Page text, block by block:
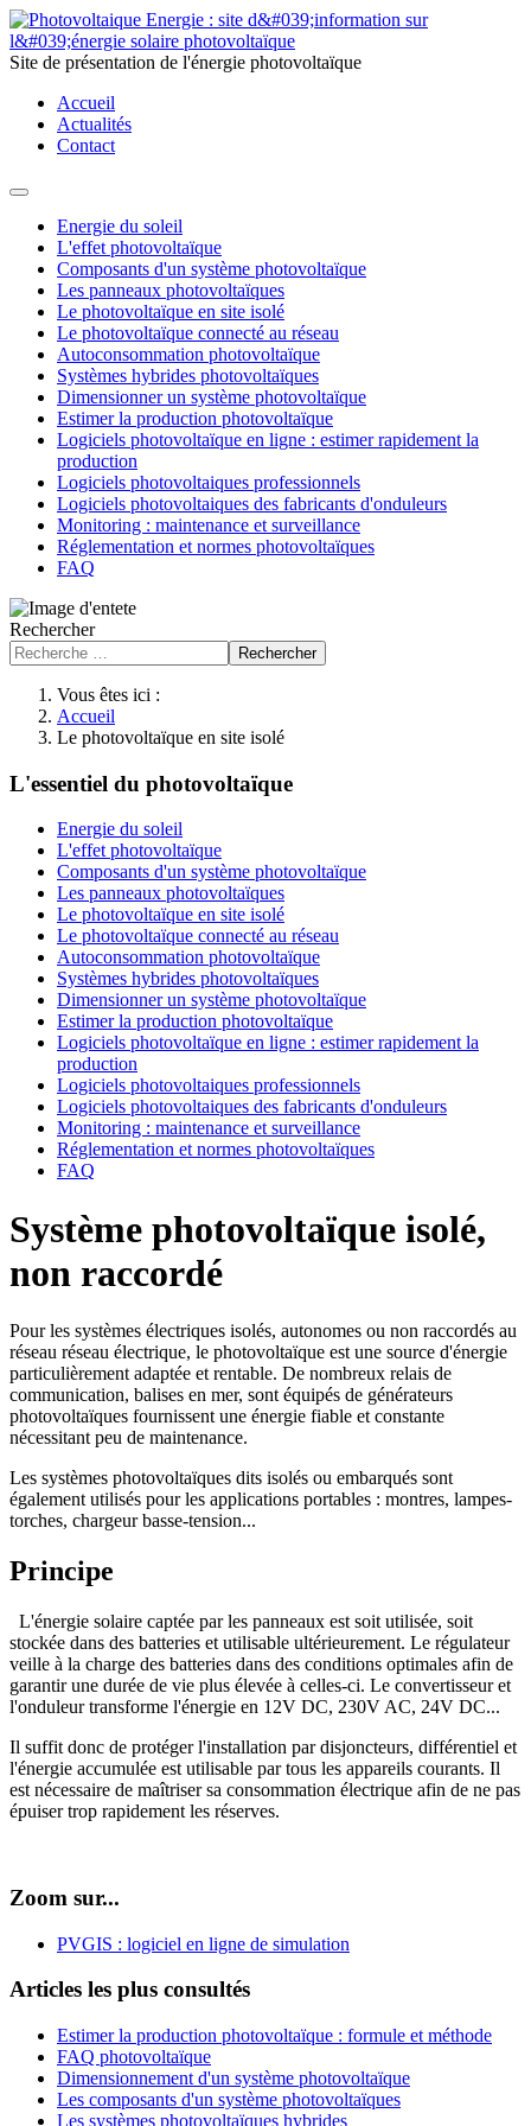
Site de présentation de l'énergie photovoltaïque
Accueil
Actualités
Contact
Energie du soleil
L'effet photovoltaïque
Composants d'un système photovoltaïque
Les panneaux photovoltaïques
Le photovoltaïque en site isolé
Le photovoltaïque connecté au réseau
Autoconsommation photovoltaïque
Systèmes hybrides photovoltaïques
Dimensionner un système photovoltaïque
Estimer la production photovoltaïque
Logiciels photovoltaïque en ligne : estimer rapidement la
production
Logiciels photovoltaiques professionnels
Logiciels photovoltaiques des fabricants d'onduleurs
Monitoring : maintenance et surveillance
Réglementation et normes photovoltaïques
FAQ
Rechercher
Rechercher
Vous êtes ici :
Accueil
Le photovoltaïque en site isolé
L'essentiel du photovoltaïque
Energie du soleil
L'effet photovoltaïque
Composants d'un système photovoltaïque
Les panneaux photovoltaïques
Le photovoltaïque en site isolé
Le photovoltaïque connecté au réseau
Autoconsommation photovoltaïque
Systèmes hybrides photovoltaïques
Dimensionner un système photovoltaïque
Estimer la production photovoltaïque
Logiciels photovoltaïque en ligne : estimer rapidement la
production
Logiciels photovoltaiques professionnels
Logiciels photovoltaiques des fabricants d'onduleurs
Monitoring : maintenance et surveillance
Réglementation et normes photovoltaïques
FAQ
Système photovoltaïque isolé,
non raccordé
Pour les systèmes électriques isolés, autonomes ou non raccordés au
réseau réseau électrique, le photovoltaïque est une source d'énergie
particulièrement adaptée et rentable. De nombreux relais de
communication, balises en mer, sont équipés de générateurs
photovoltaïques fournissent une énergie fiable et constante
nécessitant peu de maintenance.
Les systèmes photovoltaïques dits isolés ou embarqués sont
également utilisés pour les applications portables : montres, lampes-
torches, chargeur basse-tension...
Principe
L'énergie solaire captée par les panneaux est soit utilisée, soit
stockée dans des batteries et utilisable ultérieurement. Le régulateur
veille à la charge des batteries dans des conditions optimales afin de
garantir une durée de vie plus élevée à celles-ci. Le convertisseur et
l'onduleur transforme l'énergie en 12V DC, 230V AC, 24V DC...
Il suffit donc de protéger l'installation par disjoncteurs, différentiel et
l'énergie accumulée est utilisable par tous les appareils courants. Il
est nécessaire de maîtriser sa consommation électrique afin de ne pas
épuiser trop rapidement les réserves.
Zoom sur...
PVGIS : logiciel en ligne de simulation
Articles les plus consultés
Estimer la production photovoltaïque : formule et méthode
FAQ photovoltaïque
Dimensionnement d'un système photovoltaïque
Les composants d'un système photovoltaïques
Les systèmes photovoltaïques hybrides